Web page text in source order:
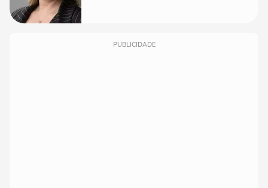
PUBLICIDADE